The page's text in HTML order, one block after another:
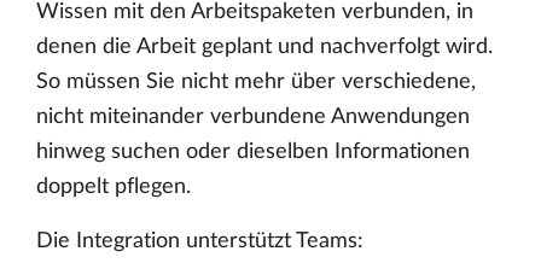
Wissen mit den Arbeitspaketen verbunden, in
denen die Arbeit geplant und nachverfolgt wird.
So müssen Sie nicht mehr über verschiedene,
nicht miteinander verbundene Anwendungen
hinweg suchen oder dieselben Informationen
doppelt pflegen.
Die Integration unterstützt Teams: